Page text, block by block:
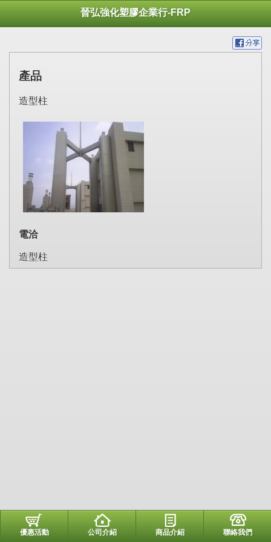
晉弘強化塑膠企業行-FRP
產品
造型柱
電洽
造型柱
優惠活動 公司介紹 商品介紹 聯絡我們